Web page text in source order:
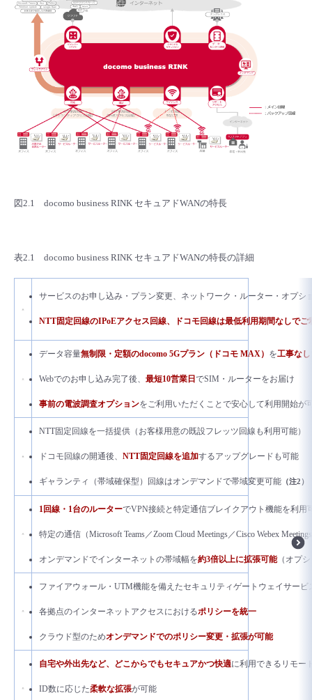
図2.1 docomo business RINK セキュアドWANの特長
表2.1 docomo business RINK セキュアドWANの特長の詳細
サービスのお申し込み・プラン変更、ネットワーク・ルーター・オプシ
NTT固定回線のIPoEアクセス回線、ドコモ回線は最低利用期間なしでご
データ容量無制限・定額のdocomo 5Gプラン（ドコモ MAX） を工事なし
Webでのお申し込み完了後、 最短10営業日 でSIM・ルーターをお届け
事前の電波調査オプションをご利用いただくことで安心して利用開始が
NTT固定回線を一括提供（お客様用意の既設フレッツ回線も利用可能）
ドコモ回線の開通後、 NTT固定回線を追加するアップグレードも可能
ギャランティ（帯域確保型）回線はオンデマンドで帯域変更可能 （注2）
1回線・1台のルーターでVPN接続と特定通信ブレイクアウト機能を利用
特定の通信（Microsoft Teams／Zoom Cloud Meetings／Cisco Webex
オンデマンドでインターネットの帯域幅を約3倍以上に拡張可能（オプ
ファイアウォール・UTM機能を備えたセキュリティゲートウェイサービ
各拠点のインターネットアクセスにおけるポリシーを統一
クラウド型のためオンデマンドでのポリシー変更・拡張が可能
自宅や外出先など、どこからでもセキュアかつ快適に利用できるリモー
ID数に応じた柔軟な拡張が可能